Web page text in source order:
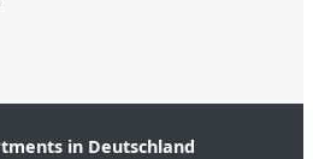
in Deutschland